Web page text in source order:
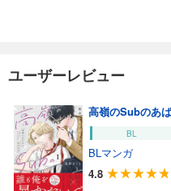
ユーザーレビュー
BL
BLマンガ
4.8